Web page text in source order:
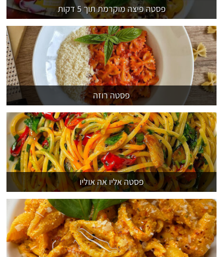
פסטה פיצה מוקרמת תוך 5 דקות
פסטה רוזה
פסטה אליו אה אוליו